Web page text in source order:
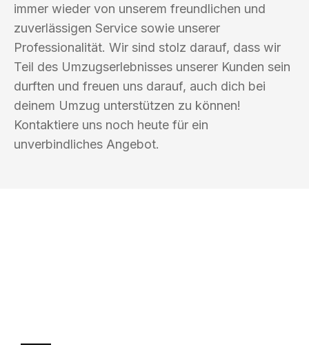
immer wieder von unserem freundlichen und
zuverlässigen Service sowie unserer
Professionalität. Wir sind stolz darauf, dass wir
Teil des Umzugserlebnisses unserer Kunden sein
durften und freuen uns darauf, auch dich bei
deinem Umzug unterstützen zu können!
Kontaktiere uns noch heute für ein
unverbindliches Angebot.